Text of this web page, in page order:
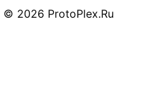
© 2026 ProtoPlex.Ru